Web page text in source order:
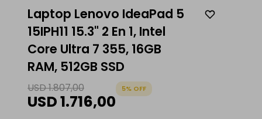
Laptop Lenovo IdeaPad 5
15IPH11 15.3" 2 En 1, Intel
Core Ultra 7 355, 16GB
RAM, 512GB SSD
USD1.716,00
USD1.807,00 5